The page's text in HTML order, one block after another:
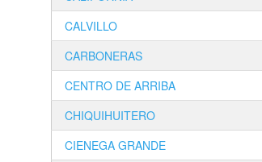
CALVILLO
CARBONERAS
CENTRO DE ARRIBA
CHIQUIHUITERO
CIENEGA GRANDE